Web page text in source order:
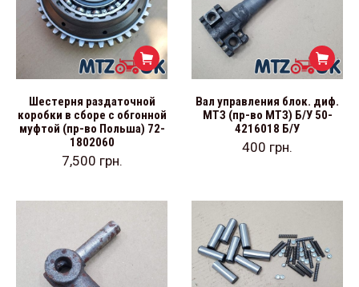
Шестерня раздаточной
коробки в сборе с обгонной
муфтой (пр-во Польша) 72-
1802060
7,500 грн.
Вал управления блок. диф.
МТЗ (пр-во МТЗ) Б/У 50-
4216018 Б/У
400 грн.